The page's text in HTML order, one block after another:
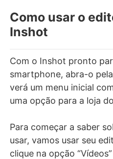
Como usar o
Inshot
Com o Inshot pronto
smartphone, abra-o
verá um menu inicial
uma opção para a loja
Para começar a saber
usar, vamos usar seu
clique na opção